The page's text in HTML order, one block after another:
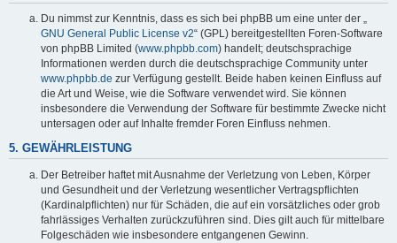
Du nimmst zur Kenntnis, dass es sich bei phpBB um eine unter der „
GNU General Public License v2“ (GPL) bereitgestellten Foren-Software
von phpBB Limited (www.phpbb.com) handelt; deutschsprachige
Informationen werden durch die deutschsprachige Community unter
www.phpbb.de zur Verfügung gestellt. Beide haben keinen Einfluss auf
die Art und Weise, wie die Software verwendet wird. Sie können
insbesondere die Verwendung der Software für bestimmte Zwecke nicht
untersagen oder auf Inhalte fremder Foren Einfluss nehmen.
5. GEWÄHRLEISTUNG
Der Betreiber haftet mit Ausnahme der Verletzung von Leben, Körper
und Gesundheit und der Verletzung wesentlicher Vertragspflichten
(Kardinalpflichten) nur für Schäden, die auf ein vorsätzliches oder grob
fahrlässiges Verhalten zurückzuführen sind. Dies gilt auch für mittelbare
Folgeschäden wie insbesondere entgangenen Gewinn.